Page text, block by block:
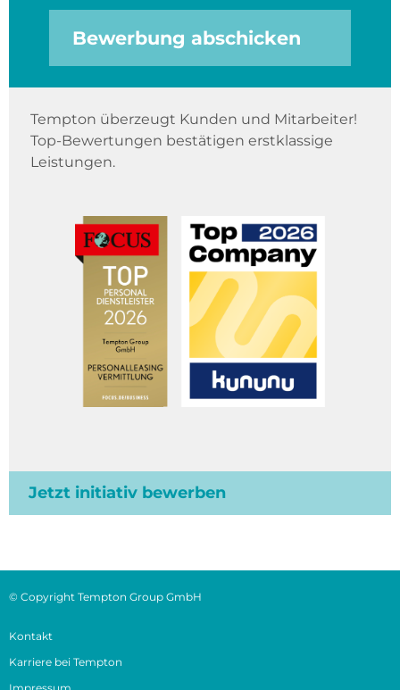
Bewerbung abschicken
Tempton überzeugt Kunden und Mitarbeiter!
Top-Bewertungen bestätigen erstklassige
Leistungen.
Jetzt initiativ bewerben
© Copyright Tempton Group GmbH
Kontakt
Karriere bei Tempton